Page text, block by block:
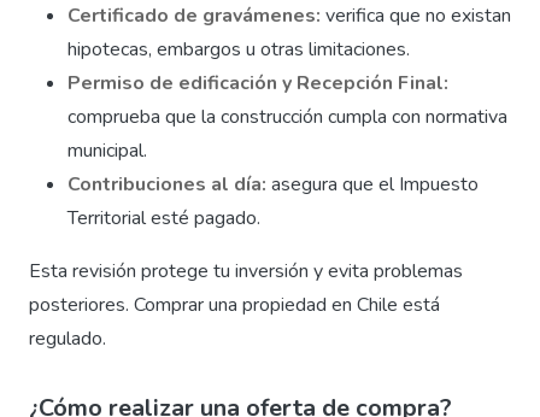
Certificado de gravámenes: verifica que no existan
hipotecas, embargos u otras limitaciones.
Permiso de edificación y Recepción Final:
comprueba que la construcción cumpla con normativa
municipal.
Contribuciones al día: asegura que el Impuesto
Territorial esté pagado.
Esta revisión protege tu inversión y evita problemas
posteriores. Comprar una propiedad en Chile está
regulado.
¿Cómo realizar una oferta de compra?